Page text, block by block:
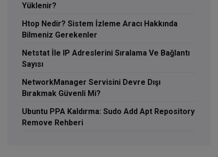
Yüklenir?
Htop Nedir? Sistem İzleme Aracı Hakkında
Bilmeniz Gerekenler
Netstat İle IP Adreslerini Sıralama Ve Bağlantı
Sayısı
NetworkManager Servisini Devre Dışı
Bırakmak Güvenli Mi?
Ubuntu PPA Kaldırma: Sudo Add Apt Repository
Remove Rehberi